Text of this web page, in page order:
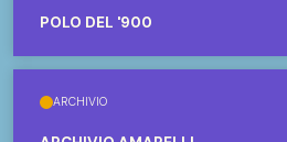
POLO DEL '900
ARCHIVIO